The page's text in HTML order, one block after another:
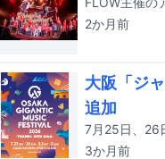
2か月前
大阪「ジ
追加
3か月前